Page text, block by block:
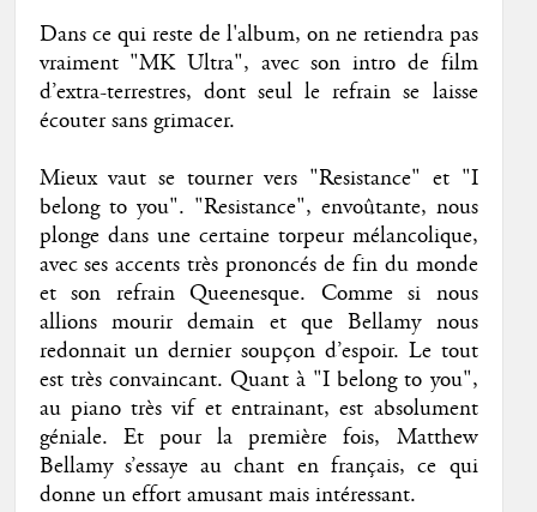
Dans ce qui reste de l'album, on ne retiendra pas
vraiment "MK Ultra", avec son intro de film
d’extra-terrestres, dont seul le refrain se laisse
écouter sans grimacer.
Mieux vaut se tourner vers "Resistance" et "I
belong to you". "Resistance", envoûtante, nous
plonge dans une certaine torpeur mélancolique,
avec ses accents très prononcés de fin du monde
et son refrain Queenesque. Comme si nous
allions mourir demain et que Bellamy nous
redonnait un dernier soupçon d’espoir. Le tout
est très convaincant. Quant à "I belong to you",
au piano très vif et entrainant, est absolument
géniale. Et pour la première fois, Matthew
Bellamy s’essaye au chant en français, ce qui
donne un effort amusant mais intéressant.